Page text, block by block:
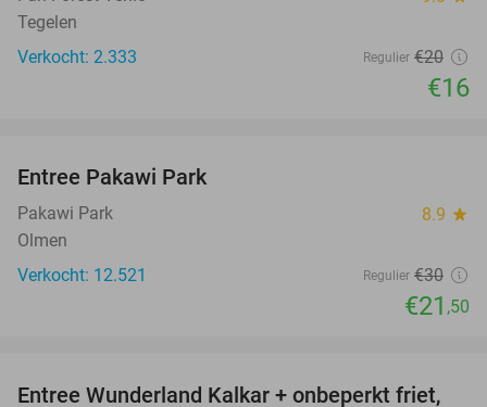
Tegelen
Verkocht: 2.333
Regulier €20
€16
Entree Pakawi Park
Pakawi Park 8.9 star
Olmen
Verkocht: 12.521
Regulier €30
€21 ,50
Entree Wunderland Kalkar + onbeperkt friet,